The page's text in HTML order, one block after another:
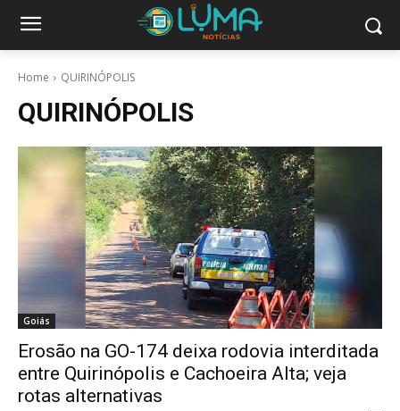
Home QUIRINÓPOLIS
QUIRINÓPOLIS
Goiás
Erosão na GO-174 deixa rodovia interditada
entre Quirinópolis e Cachoeira Alta; veja
rotas alternativas